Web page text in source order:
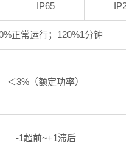
IP65 IP20
正常运行；120%1分钟
＜3%（额定功率）
-1超前~+1滞后